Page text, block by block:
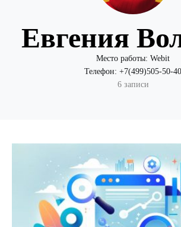
Евгения
Место работы: Webit
Телефон: +7(499)505-50-40
6 записи